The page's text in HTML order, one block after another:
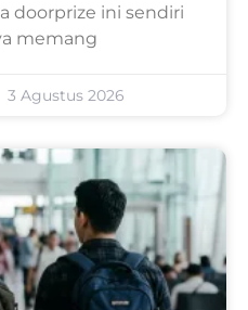
doorprize ini sendiri
memang
3 Agustus 2026